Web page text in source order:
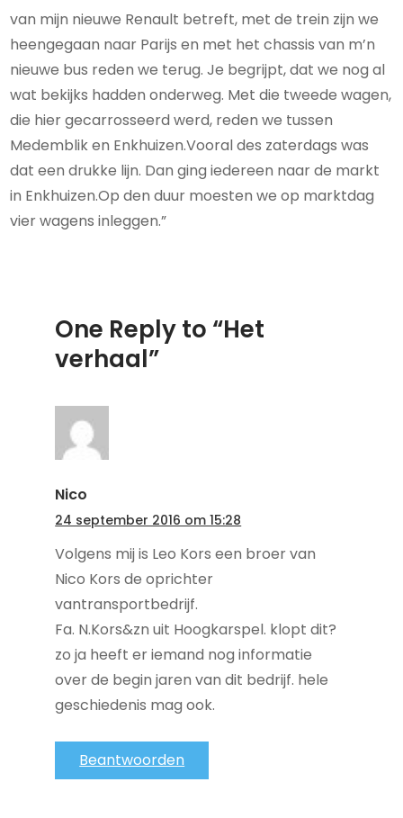
van mijn nieuwe Renault betreft, met de trein zijn we
heengegaan naar Parijs en met het chassis van m’n
nieuwe bus reden we terug. Je begrijpt, dat we nog al
wat bekijks hadden onderweg. Met die tweede wagen,
die hier gecarrosseerd werd, reden we tussen
Medemblik en Enkhuizen.Vooral des zaterdags was
dat een drukke lijn. Dan ging iedereen naar de markt
in Enkhuizen.Op den duur moesten we op marktdag
vier wagens inleggen.”
One Reply to “Het
verhaal”
Nico
24 september 2016 om 15:28
Volgens mij is Leo Kors een broer van
Nico Kors de oprichter
vantransportbedrijf.
Fa. N.Kors&zn uit Hoogkarspel. klopt dit?
zo ja heeft er iemand nog informatie
over de begin jaren van dit bedrijf. hele
geschiedenis mag ook.
Beantwoorden